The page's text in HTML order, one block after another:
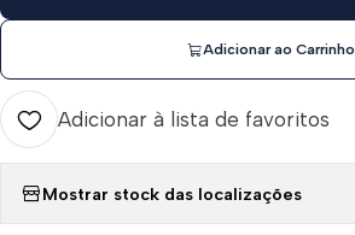
Adicionar ao Carrinho
Adicionar à lista de favoritos
Mostrar stock das localizações